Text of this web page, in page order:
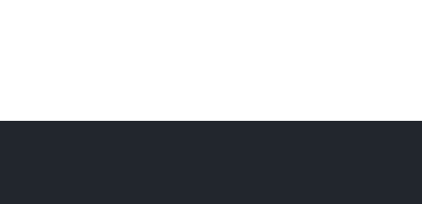
доставка осуществляется до